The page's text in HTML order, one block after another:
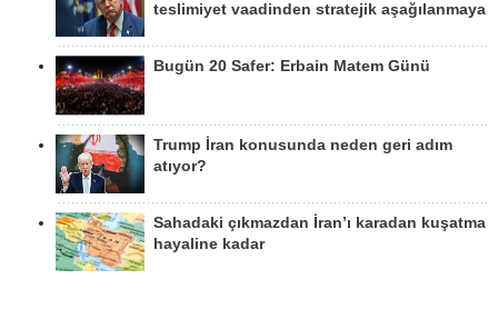
teslimiyet vaadinden stratejik aşağılanmaya
Bugün 20 Safer: Erbain Matem Günü
Trump İran konusunda neden geri adım
atıyor?
Sahadaki çıkmazdan İran’ı karadan kuşatma
hayaline kadar